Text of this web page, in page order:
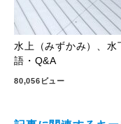
水上（みずかみ）、
語・Q&A
80,056ビュー